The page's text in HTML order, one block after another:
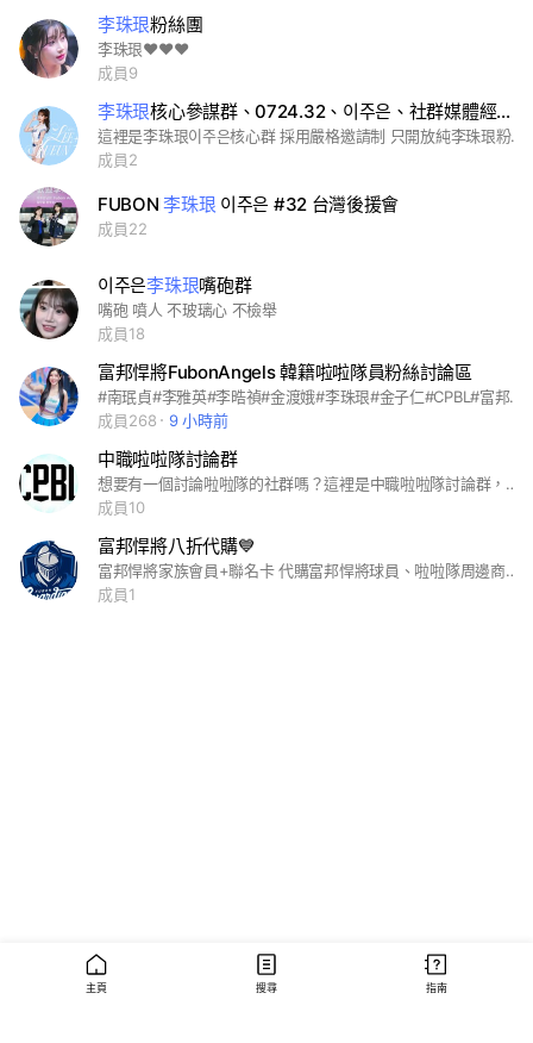
主頁 搜尋 指南
李珠珢粉絲團
李珠珢❤️❤️❤️
成員9
李珠珢核心參謀群、0724.32、이주은、社群媒體經理、粉絲經營經理、社群行銷組、藝人經紀人
這裡是李珠珢이주은核心群 採用嚴格邀請制 只開放純李珠珢粉加入 第一手資訊機密嚴禁外洩 有好感的其他啦啦隊限制三位以內，且不能是跟李珠珢有爭議或踩捧新聞的對象。
成員2
FUBON李珠珢 이주은 #32 台灣後援會
成員22
이주은李珠珢嘴砲群
嘴砲 噴人 不玻璃心 不檢舉
成員18
富邦悍將FubonAngels 韓籍啦啦隊員粉絲討論區
#南珉貞#李雅英#李晧禎#金渡娥#李珠珢#金子仁#CPBL#富邦悍將#啦啦隊
成員268
9 小時前
中職啦啦隊討論群
想要有一個討論啦啦隊的社群嗎？這裡是中職啦啦隊討論群，不管你是哪一個啦啦隊的粉絲，或者你是特定李珠珢、邊荷律、南珉貞，或是慈妹、賴可、瑟七的粉絲，只要是啦啦隊迷，都歡迎加入社群一起討論，也歡迎分享在球場拍到的照片在討論群，讓討論啦啦隊的粉絲能有一個空間分享照片。 #FubonAngels #PassionSisters #Uni-Girls #DragonBeauties #RakutenGirls #WingStar
成員10
富邦悍將八折代購💙
富邦悍將家族會員+聯名卡 代購富邦悍將球員、啦啦隊周邊商品 #富邦悍將 #李珠珢 #啦啦隊 #中華職棒 #八折
成員1